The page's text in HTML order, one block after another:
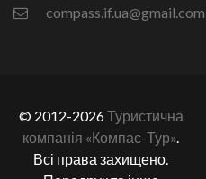
compass.if.ua@gmail.com
© 2012-2026Туристична
компанія «Компас-Тур».
Всі права захищено.